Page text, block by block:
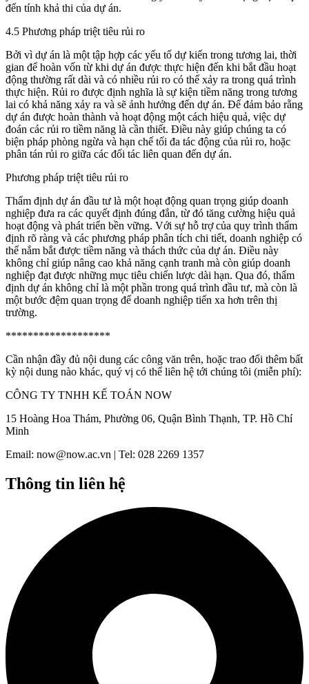
đến tính khả thi của dự án.
4.5 Phương pháp triệt tiêu rủi ro
Bởi vì dự án là một tập hợp các yếu tố dự kiến trong tương lai, thời
gian để hoàn vốn từ khi dự án được thực hiện đến khi bắt đầu hoạt
động thường rất dài và có nhiều rủi ro có thể xảy ra trong quá trình
thực hiện. Rủi ro được định nghĩa là sự kiện tiềm năng trong tương
lai có khả năng xảy ra và sẽ ảnh hưởng đến dự án. Để đảm bảo rằng
dự án được hoàn thành và hoạt động một cách hiệu quả, việc dự
đoán các rủi ro tiềm năng là cần thiết. Điều này giúp chúng ta có
biện pháp phòng ngừa và hạn chế tối đa tác động của rủi ro, hoặc
phân tán rủi ro giữa các đối tác liên quan đến dự án.
Phương pháp triệt tiêu rủi ro
Thẩm định dự án đầu tư là một hoạt động quan trọng giúp doanh
nghiệp đưa ra các quyết định đúng đắn, từ đó tăng cường hiệu quả
hoạt động và phát triển bền vững. Với sự hỗ trợ của quy trình thẩm
định rõ ràng và các phương pháp phân tích chi tiết, doanh nghiệp có
thể nắm bắt được tiềm năng và thách thức của dự án. Điều này
không chỉ giúp nâng cao khả năng cạnh tranh mà còn giúp doanh
nghiệp đạt được những mục tiêu chiến lược dài hạn. Qua đó, thẩm
định dự án không chỉ là một phần trong quá trình đầu tư, mà còn là
một bước đệm quan trọng để doanh nghiệp tiến xa hơn trên thị
trường.
*******************
Cần nhận đầy đủ nội dung các công văn trên, hoặc trao đổi thêm bất
kỳ nội dung nào khác, quý vị có thể liên hệ tới chúng tôi (miễn phí):
CÔNG TY TNHH KẾ TOÁN NOW
15 Hoàng Hoa Thám, Phường 06, Quận Bình Thạnh, TP. Hồ Chí
Minh
Email: now@now.ac.vn | Tel: 028 2269 1357
Thông tin liên hệ